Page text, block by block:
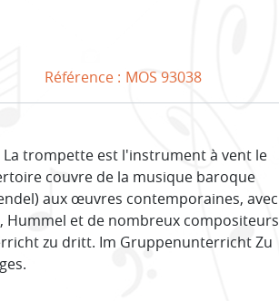
Référence : MOS 93038
trompette est l'instrument à vent le
couvre de la musique baroque
aux œuvres contemporaines, avec
Hummel et de nombreux compositeurs
zu dritt. Im Gruppenunterricht Zu